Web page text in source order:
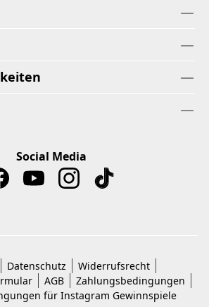
Social Media
Datenschutz
Widerrufsrecht
AGB
Zahlungsbedingungen
für Instagram Gewinnspiele